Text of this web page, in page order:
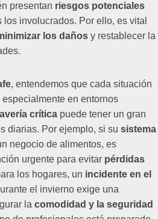
presentan riesgos potenciales
involucrados. Por ello, es vital
los daños y restablecer la
, entendemos que cada situación
en entornos
avería crítica puede tener un gran
diarias. Por ejemplo, si su sistema
negocio de alimentos, es
urgente para evitar pérdidas
los hogares, un incidente en el
el invierno exige una
la comodidad y la seguridad